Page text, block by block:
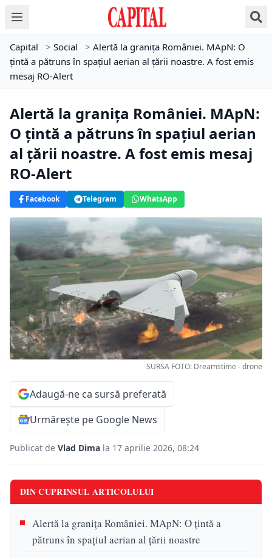
Capital > Social > Alertă la granița României. MApN: O
ţintă a pătruns în spaţiul aerian al ţării noastre. A fost emis
mesaj RO-Alert
Alertă la granița României. MApN:
O ţintă a pătruns în spaţiul aerian
al ţării noastre. A fost emis mesaj
RO-Alert
Facebook Telegram WhatsApp
SURSA FOTO: Dreamstime - drone
Adaugă-ne ca sursă preferată
Urmărește pe Google News
Publicat de Vlad Dima la 17 aprilie 2026, 08:24
DIN CUPRINSUL ARTICOLULUI
Alertă la granița României. MApN: O ţintă a
pătruns în spaţiul aerian al ţării noastre